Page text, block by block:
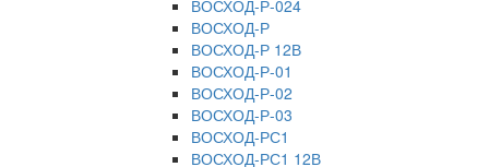
ВОСХОД-Р-024
ВОСХОД-Р
ВОСХОД-Р 12В
ВОСХОД-Р-01
ВОСХОД-Р-02
ВОСХОД-Р-03
ВОСХОД-РС1
ВОСХОД-РС1 12В